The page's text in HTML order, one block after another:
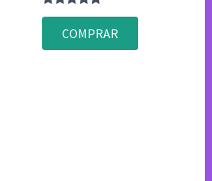
Valorado
4.83
de 5
COMPRAR